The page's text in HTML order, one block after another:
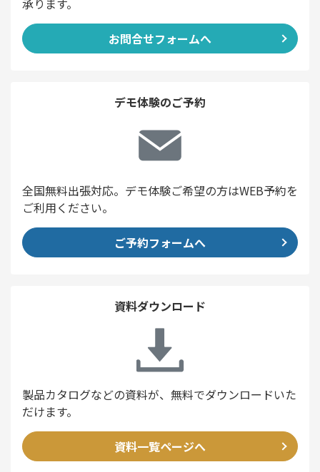
承ります。
お問合せフォームへ
デモ体験のご予約
全国無料出張対応。デモ体験ご希望の方はWEB予約を
ご利用ください。
ご予約フォームへ
資料ダウンロード
製品カタログなどの資料が、無料でダウンロードいた
だけます。
資料一覧ページへ